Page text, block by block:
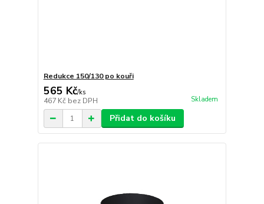
Redukce 150/130 po kouři
565 Kč/ks
467 Kč bez DPH Skladem
Přidat do košíku